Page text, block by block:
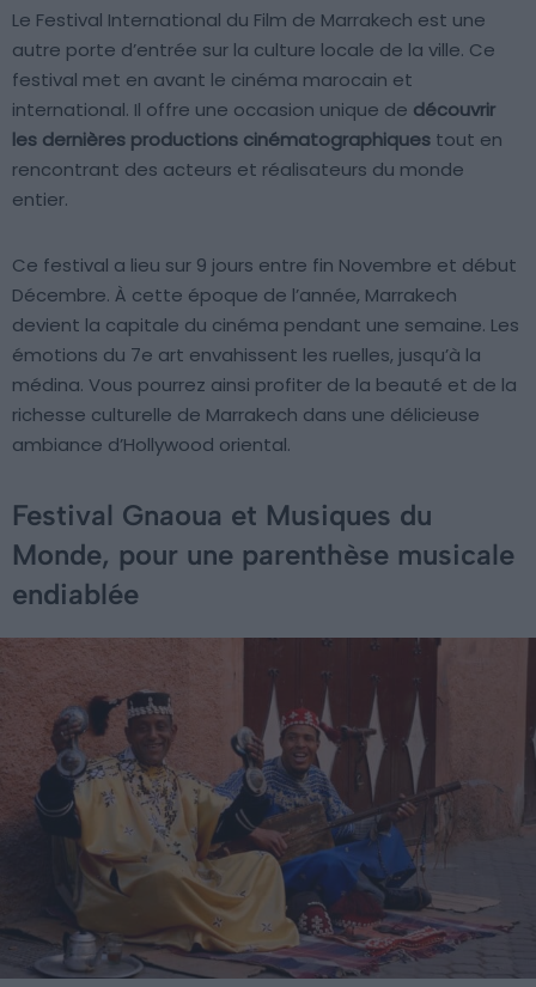
Le Festival International du Film de Marrakech est une
autre porte d’entrée sur la culture locale de la ville. Ce
festival met en avant le cinéma marocain et
international. Il offre une occasion unique de découvrir
les dernières productions cinématographiques tout en
rencontrant des acteurs et réalisateurs du monde
entier.
Ce festival a lieu sur 9 jours entre fin Novembre et début
Décembre. À cette époque de l’année, Marrakech
devient la capitale du cinéma pendant une semaine. Les
émotions du 7e art envahissent les ruelles, jusqu’à la
médina. Vous pourrez ainsi profiter de la beauté et de la
richesse culturelle de Marrakech dans une délicieuse
ambiance d’Hollywood oriental.
Festival Gnaoua et Musiques du
Monde, pour une parenthèse musicale
endiablée